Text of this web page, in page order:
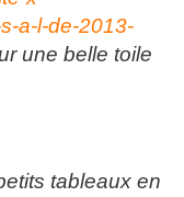
a-l-de-2013-
une belle toile
tableaux en